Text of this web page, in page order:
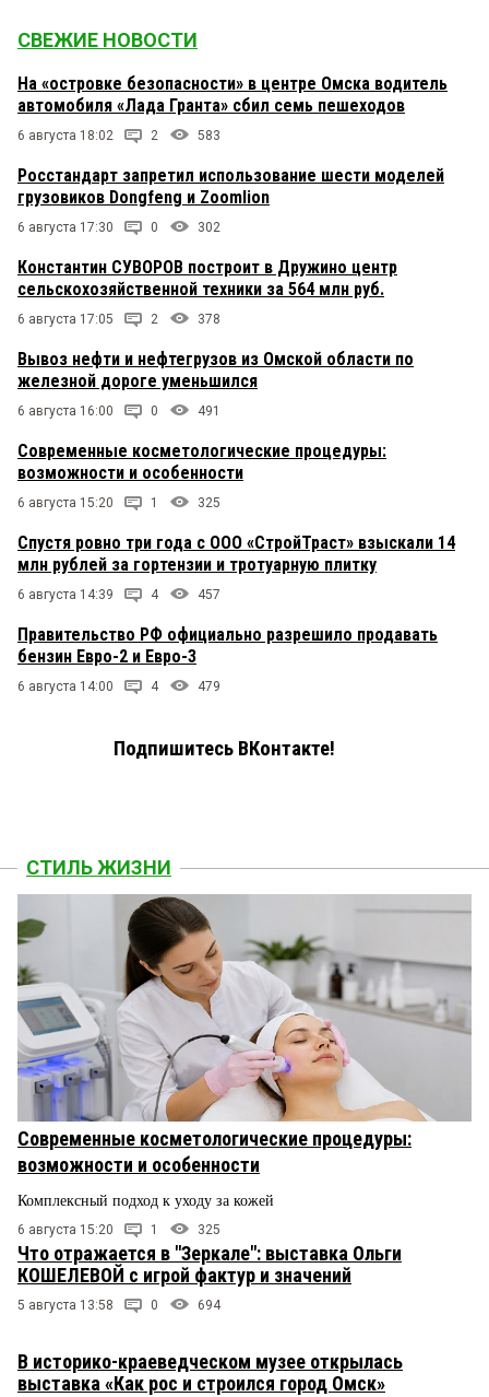
СВЕЖИЕ НОВОСТИ
На «островке безопасности» в центре Омска водитель
автомобиля «Лада Гранта» сбил семь пешеходов
6 августа 18:02 2 583
Росстандарт запретил использование шести моделей
грузовиков Dongfeng и Zoomlion
6 августа 17:30 0 302
Константин СУВОРОВ построит в Дружино центр
сельскохозяйственной техники за 564 млн руб.
6 августа 17:05 2 378
Вывоз нефти и нефтегрузов из Омской области по
железной дороге уменьшился
6 августа 16:00 0 491
Современные косметологические процедуры:
возможности и особенности
6 августа 15:20 1 325
Спустя ровно три года с ООО «СтройТраст» взыскали 14
млн рублей за гортензии и тротуарную плитку
6 августа 14:39 4 457
Правительство РФ официально разрешило продавать
бензин Евро-2 и Евро-3
6 августа 14:00 4 479
Подпишитесь ВКонтакте!
СТИЛЬ ЖИЗНИ
Современные косметологические процедуры:
возможности и особенности
Комплексный подход к уходу за кожей
6 августа 15:20 1 325
Что отражается в "Зеркале": выставка Ольги
КОШЕЛЕВОЙ с игрой фактур и значений
5 августа 13:58 0 694
В историко-краеведческом музее открылась
выставка «Как рос и строился город Омск»